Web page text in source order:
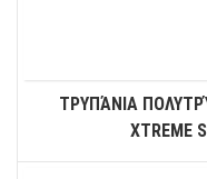
ΤΡΥΠΆΝΙΑ
XTREME